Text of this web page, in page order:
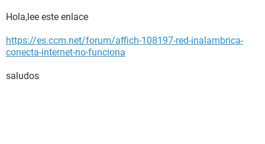
Hola,lee este enlace
https://es.ccm.net/forum/affich-108197-red-inalambrica-
conecta-internet-no-funciona
saludos